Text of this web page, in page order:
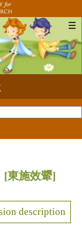
☰
[東施效顰]
description